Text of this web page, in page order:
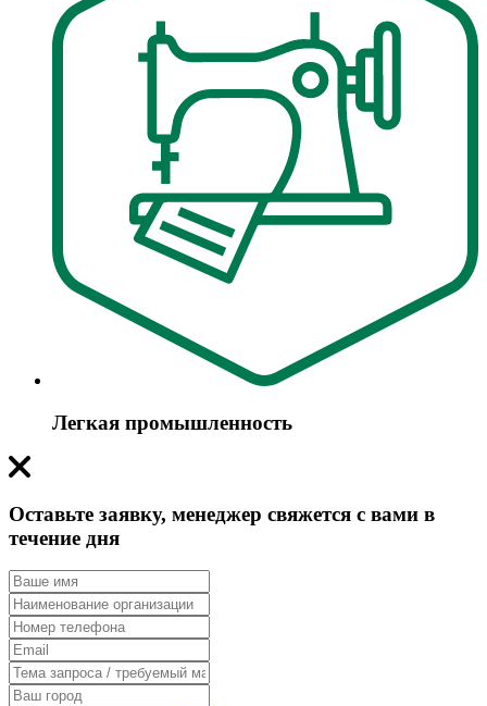
Легкая промышленность
Оставьте заявку, менеджер свяжется с вами в
течение дня